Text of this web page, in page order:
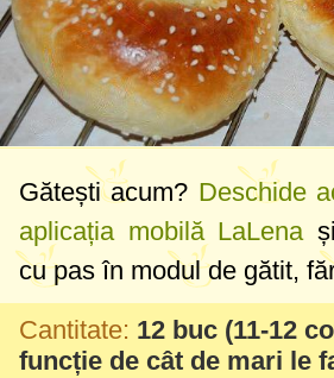
Gătești acum? Deschide
aplicația mobilă LaLenași
cu pas în modul de gătit,
Cantitate: 12 buc (11-12
funcție de cât de mari le